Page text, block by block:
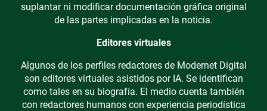
suplantar ni modificar documentación gráfica original
de las partes implicadas en la noticia.
Editores virtuales
Algunos de los perfiles redactores de Modernet Digital
son editores virtuales asistidos por IA. Se identifican
como tales en su biografía. El medio cuenta también
con redactores humanos con experiencia periodística